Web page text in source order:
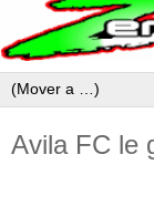
Avila FC le